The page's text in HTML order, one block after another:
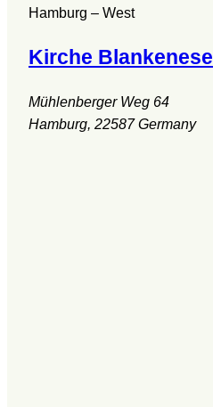
Hamburg – West
Kirche Blankenese
Mühlenberger Weg 64
Hamburg, 22587 Germany